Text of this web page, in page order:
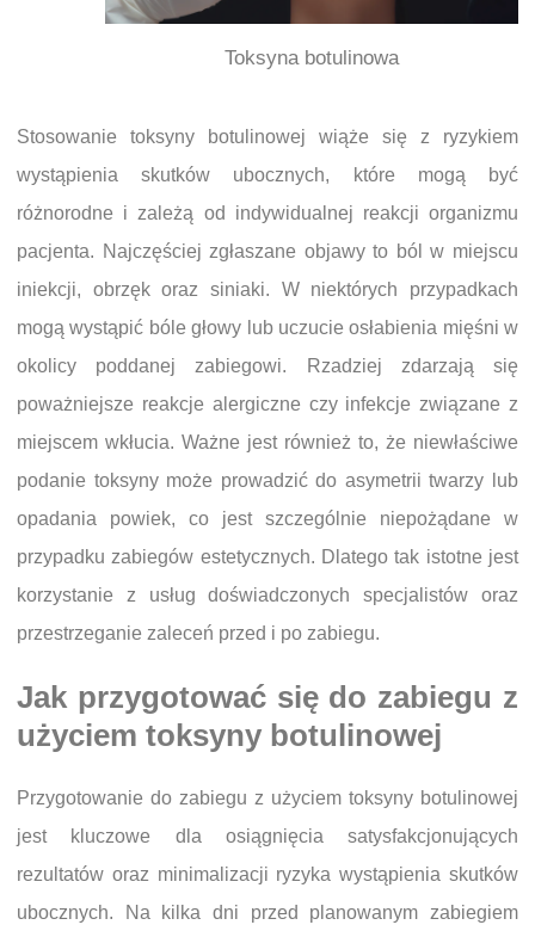
Toksyna botulinowa
Stosowanie toksyny botulinowej wiąże się z ryzykiem
wystąpienia skutków ubocznych, które mogą być
różnorodne i zależą od indywidualnej reakcji organizmu
pacjenta. Najczęściej zgłaszane objawy to ból w miejscu
iniekcji, obrzęk oraz siniaki. W niektórych przypadkach
mogą wystąpić bóle głowy lub uczucie osłabienia mięśni w
okolicy poddanej zabiegowi. Rzadziej zdarzają się
poważniejsze reakcje alergiczne czy infekcje związane z
miejscem wkłucia. Ważne jest również to, że niewłaściwe
podanie toksyny może prowadzić do asymetrii twarzy lub
opadania powiek, co jest szczególnie niepożądane w
przypadku zabiegów estetycznych. Dlatego tak istotne jest
korzystanie z usług doświadczonych specjalistów oraz
przestrzeganie zaleceń przed i po zabiegu.
Jak przygotować się do zabiegu z
użyciem toksyny botulinowej
Przygotowanie do zabiegu z użyciem toksyny botulinowej
jest kluczowe dla osiągnięcia satysfakcjonujących
rezultatów oraz minimalizacji ryzyka wystąpienia skutków
ubocznych. Na kilka dni przed planowanym zabiegiem